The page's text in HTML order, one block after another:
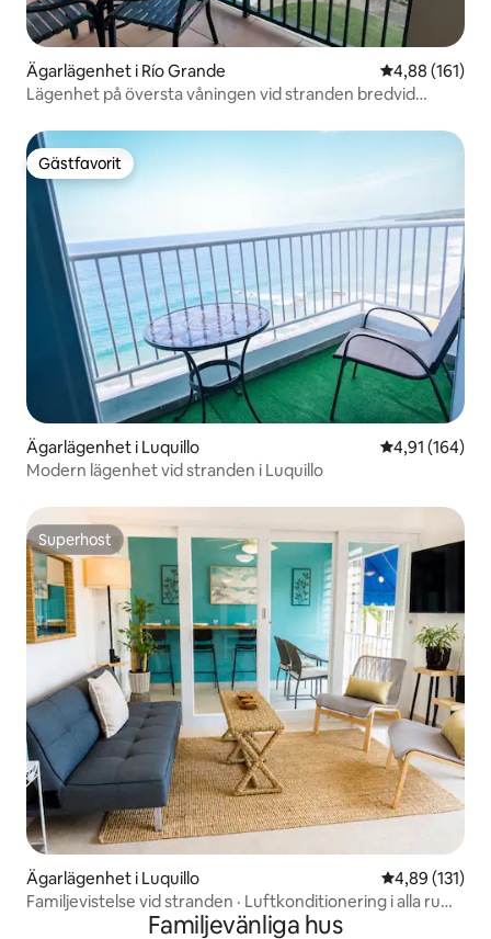
Ägarlägenhet i Río Grande 4,88 av 5 i
4,88 (161)
Lägenhet på översta våningen vid stranden bredvid
Gästfavorit
Gästfavorit
Ägarlägenhet i Luquillo 4,91 av 5 i
4,91 (164)
Modern lägenhet vid stranden i Luquillo
Superhost
Superhost
Ägarlägenhet i Luquillo 4,89 av 5 i
4,89 (131)
Familjevistelse vid stranden · Luftkonditionering i alla rum ·
Familjevänliga hus